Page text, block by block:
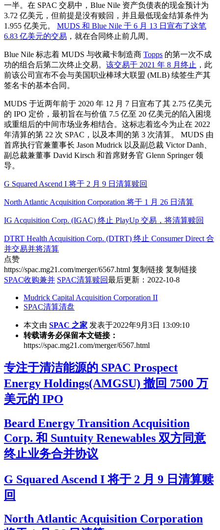
一半。在 SPAC 交易中，Blue Nile 资产负债表的现金预计为
3.72 亿美元，但前提是没有赎回，并且最低现金结算条件为
1.955 亿美元。 MUDS 和 Blue Nile 于 6 月 13 日宣布了这笔
6.83 亿美元的交易 ，就在合同终止前几周。
Blue Nile 标志着 MUDS 与收藏卡制造商 Topps 的第一次不成
功的组合后第二次终止交易。 该交易于 2021 年 8 月终止 ，此
前该公司宣布不会与美国职业棒球大联盟 (MLB) 续签生产其
签名卡的基本合同。
MUDS 于近两年前于 2020 年 12 月 7 日宣布了其 2.75 亿美元
的 IPO 定价，最初旨在与价值 7.5 亿至 20 亿美元的陷入困境
或重组后的中间市场业务相结合。这标志着迄今为止在 2022
年清算的第 22 次 SPAC，以及本周的第 3 次清算。 MUDS 由
首席执行官兼董事长 Jason Mudrick 以及副总裁 Victor Danh、
副总裁兼董事 David Kirsch 和首席财务官 Glenn Springer 领
导。
G Squared Ascend I 将于 2 月 9 日清算赎回
North Atlantic Acquisition Corporation 将于 1 月 26 日清算
IG Acquisition Corp. (IGAC) 终止 PlayUp 交易，将清算赎回
DTRT Health Acquisition Corp. (DTRT) 终止 Consumer Direct 合
并交易并将清算
点赞
https://spac.mg21.com/merger/6567.html 复制链接 复制链接
SPAC收购兼并 SPAC清算赎回最后更新：2022-10-8
Mudrick Capital Acquisition Corporation II
SPAC清算清盘
本文由 SPAC 之家 发表于2022年9月3日 13:09:10
转载请务必保留本文链接：
https://spac.mg21.com/merger/6567.html
专注于清洁能源的 SPAC Prospect
Energy Holdings(AMGSU) 撤回 7500 万
美元的 IPO
Beard Energy Transition Acquisition
Corp. 和 Suntuity Renewables 双方同意
终止业务合并协议
G Squared Ascend I 将于 2 月 9 日清算赎
回
North Atlantic Acquisition Corporation